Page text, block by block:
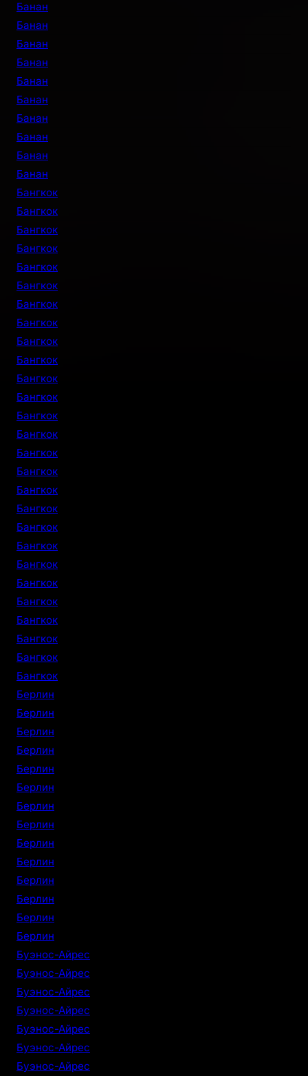
Банан
Банан
Банан
Банан
Банан
Банан
Банан
Банан
Банан
Банан
Бангкок
Бангкок
Бангкок
Бангкок
Бангкок
Бангкок
Бангкок
Бангкок
Бангкок
Бангкок
Бангкок
Бангкок
Бангкок
Бангкок
Бангкок
Бангкок
Бангкок
Бангкок
Бангкок
Бангкок
Бангкок
Бангкок
Бангкок
Бангкок
Бангкок
Бангкок
Бангкок
Берлин
Берлин
Берлин
Берлин
Берлин
Берлин
Берлин
Берлин
Берлин
Берлин
Берлин
Берлин
Берлин
Берлин
Буэнос-Айрес
Буэнос-Айрес
Буэнос-Айрес
Буэнос-Айрес
Буэнос-Айрес
Буэнос-Айрес
Буэнос-Айрес